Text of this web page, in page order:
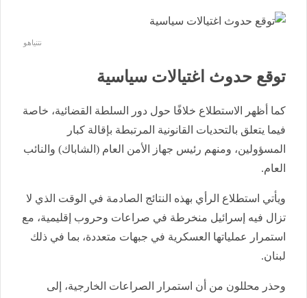
نتنياهو
توقع حدوث اغتيالات سياسية
كما أظهر الاستطلاع خلافًا حول دور السلطة القضائية، خاصة
فيما يتعلق بالتحديات القانونية المرتبطة بإقالة كبار
المسؤولين، ومنهم رئيس جهاز الأمن العام (الشاباك) والنائب
العام.
ويأتي استطلاع الرأي بهذه النتائج الصادمة في الوقت الذي لا
تزال فيه إسرائيل منخرطة في صراعات وحروب إقليمية، مع
استمرار عملياتها العسكرية في جبهات متعددة، بما في ذلك
لبنان.
وحذر محللون من أن استمرار الصراعات الخارجية، إلى